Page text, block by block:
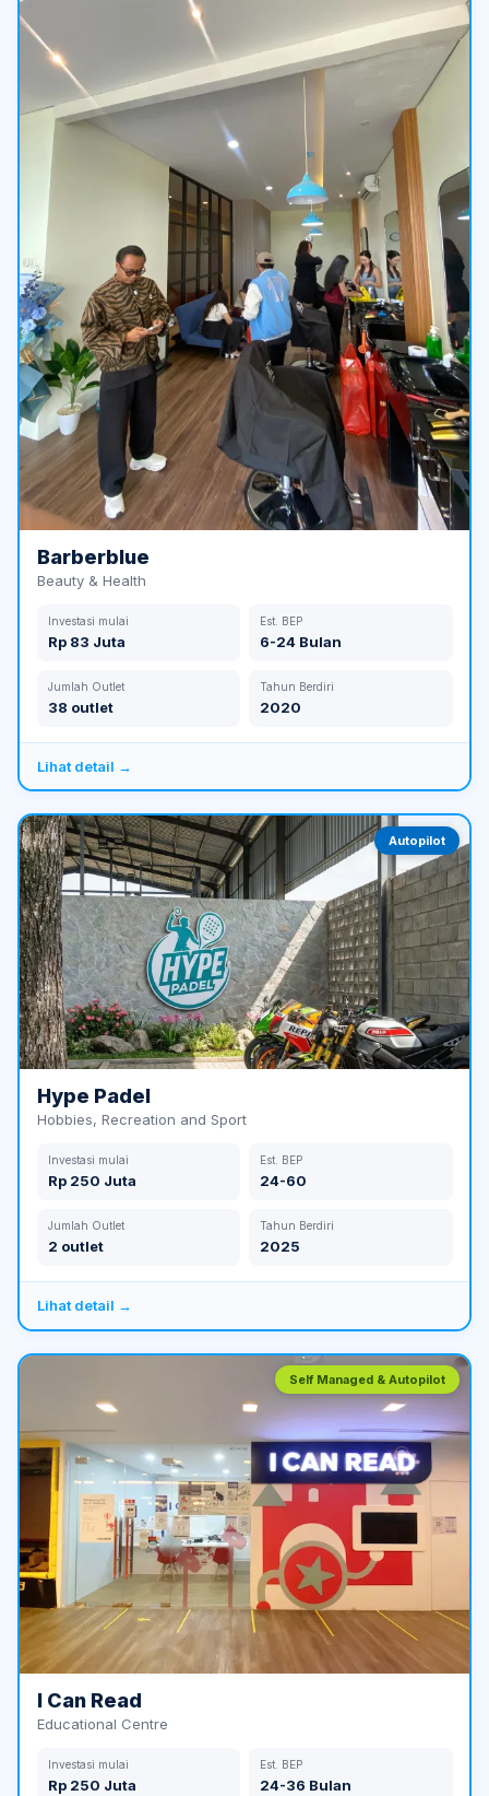
Barberblue
Beauty & Health
Investasi mulai
Rp 83 Juta
Est. BEP
6-24 Bulan
Jumlah Outlet
38 outlet
Tahun Berdiri
2020
Lihat detail →
Autopilot
Hype Padel
Hobbies, Recreation and Sport
Investasi mulai
Rp 250 Juta
Est. BEP
24-60
Jumlah Outlet
2 outlet
Tahun Berdiri
2025
Lihat detail →
Self Managed & Autopilot
I Can Read
Educational Centre
Investasi mulai
Rp 250 Juta
Est. BEP
24-36 Bulan